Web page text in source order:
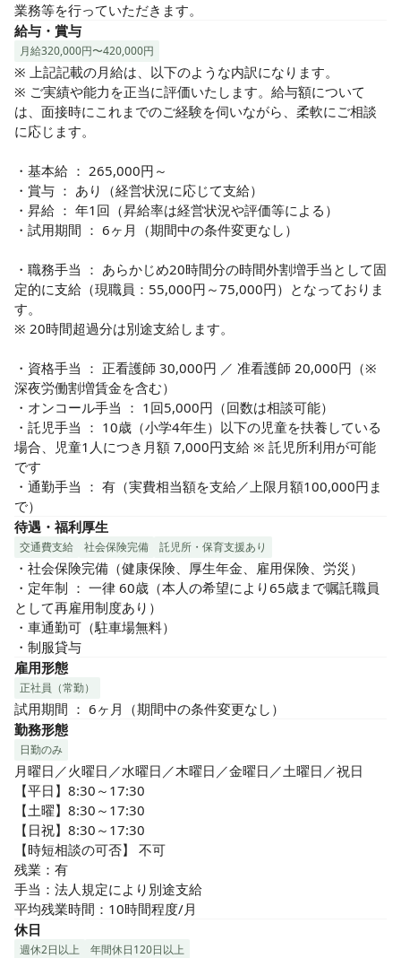
業務等を行っていただきます。
給与・賞与
月給320,000円〜420,000円
※ 上記記載の月給は、以下のような内訳になります。
※ ご実績や能力を正当に評価いたします。給与額について
は、面接時にこれまでのご経験を伺いながら、柔軟にご相談
に応じます。
・基本給 ： 265,000円～
・賞与 ： あり（経営状況に応じて支給）
・昇給 ： 年1回（昇給率は経営状況や評価等による）
・試用期間 ： 6ヶ月（期間中の条件変更なし）
・職務手当 ： あらかじめ20時間分の時間外割増手当として固
定的に支給（現職員：55,000円～75,000円）となっておりま
す。
※ 20時間超過分は別途支給します。
・資格手当 ： 正看護師 30,000円 ／ 准看護師 20,000円（※
深夜労働割増賃金を含む）
・オンコール手当 ： 1回5,000円（回数は相談可能）
・託児手当 ： 10歳（小学4年生）以下の児童を扶養している
場合、児童1人につき月額 7,000円支給 ※ 託児所利用が可能
です
・通勤手当 ： 有（実費相当額を支給／上限月額100,000円ま
で）
待遇・福利厚生
交通費支給 社会保険完備 託児所・保育支援あり
・社会保険完備（健康保険、厚生年金、雇用保険、労災）
・定年制 ： 一律 60歳（本人の希望により65歳まで嘱託職員
として再雇用制度あり）
・車通勤可（駐車場無料）
・制服貸与
雇用形態
正社員（常勤）
試用期間 ： 6ヶ月（期間中の条件変更なし）
勤務形態
日勤のみ
月曜日／火曜日／水曜日／木曜日／金曜日／土曜日／祝日
【平日】8:30～17:30
【土曜】8:30～17:30
【日祝】8:30～17:30
【時短相談の可否】 不可
残業：有
手当：法人規定により別途支給
平均残業時間：10時間程度/月
休日
週休2日以上 年間休日120日以上